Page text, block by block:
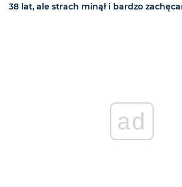
38 lat, ale strach minął i bardzo
ad